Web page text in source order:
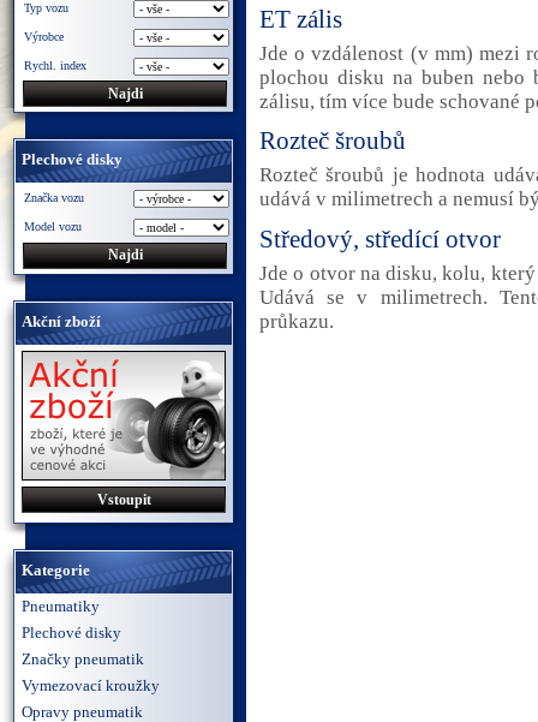
Typ vozu
Výrobce
Rychl. index
Plechové disky
Značka vozu
Model vozu
Akční zboží
Vstoupit
Kategorie
Pneumatiky
Plechové disky
Značky pneumatik
Vymezovací kroužky
Opravy pneumatik
ET zális
Jde o vzdálenost (v mm) mezi
plochou disku na buben
zálisu, tím více bude schované
Rozteč šroubů
Rozteč šroubů je hodnota
udává v milimetrech a nemusí
Středový, středící otvor
Jde o otvor na disku, kolu,
Udává se v milimetrech.
průkazu.